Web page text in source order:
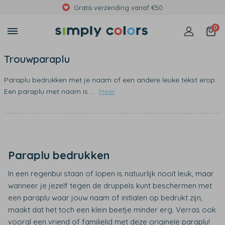
Gratis verzending vanaf €50
0
Trouwparaplu
Paraplu bedrukken met je naam of een andere leuke tekst erop.
Een paraplu met naam is ... Meer
Paraplu bedrukken
In een regenbui staan of lopen is natuurlijk nooit leuk, maar
wanneer je jezelf tegen de druppels kunt beschermen met
een paraplu waar jouw naam of initialen op bedrukt zijn,
maakt dat het toch een klein beetje minder erg. Verras ook
vooral een vriend of familielid met deze originele paraplu!